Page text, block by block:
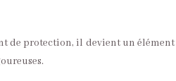
de protection, il devient un